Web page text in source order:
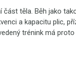
těla. Běh jako
a kapacitu plic,
trénink má